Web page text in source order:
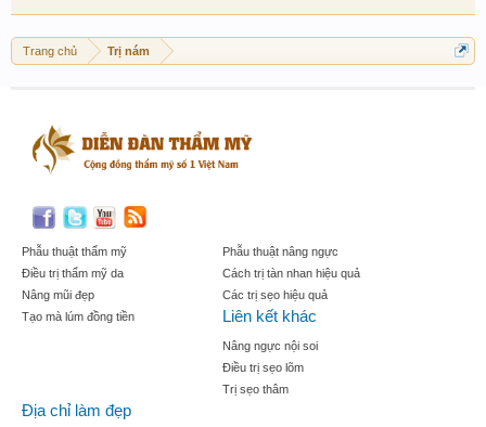
Trang chủ Trị nám
Phẫu thuật thẩm mỹ
Điều trị thẩm mỹ da
Nâng mũi đẹp
Tạo mà lúm đồng tiền
Phẫu thuật nâng ngực
Cách trị tàn nhan hiệu quả
Các trị sẹo hiệu quả
Liên kết khác
Nâng ngực nội soi
Điều trị sẹo lõm
Trị sẹo thâm
Địa chỉ làm đẹp